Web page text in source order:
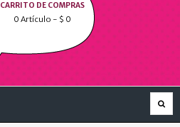
CARRITO DE COMPRAS
0 Artículo - $ 0